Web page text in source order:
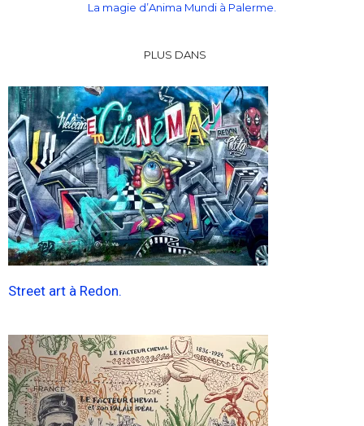
La magie d’Anima Mundi à Palerme.
PLUS DANS
Street art à Redon.